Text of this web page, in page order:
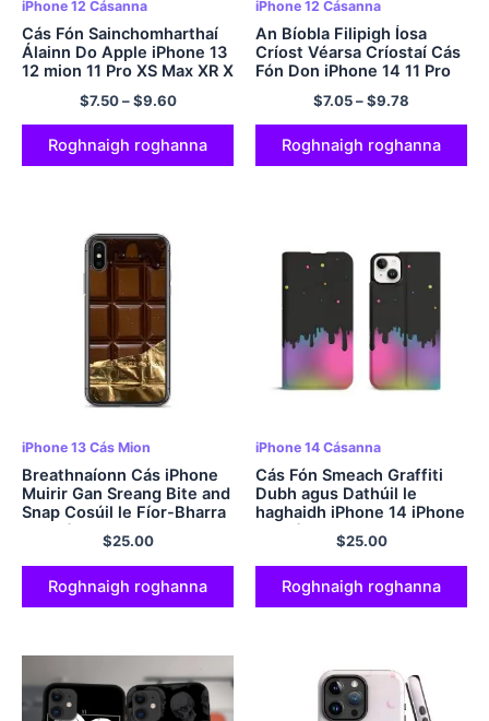
iPhone 12 Cásanna
Cás Fón Sainchomharthaí
Álainn Do Apple iPhone 13
12 mion 11 Pro XS Max XR X
8 7 6S 6 Tuilleadh 5S 5 SE
2020 Clúdach Dubh Bog
TPU
$7.50–$9.60
Roghnaigh roghanna
iPhone 12 Cásanna
An Bíobla Filipigh Íosa
Críost Véarsa Críostaí Cás
Fón Don iPhone 14 11 Pro
Max 12 13 mion X XS XR 7
8 níos SE 2020 Clúdach
$7.05–$9.78
Roghnaigh roghanna
iPhone 13 Cás Mion
Breathnaíonn Cás iPhone
Muirir Gan Sreang Bite and
Snap Cosúil le Fíor-Bharra
Seacláide
$25.00
Roghnaigh roghanna
iPhone 14 Cásanna
Cás Fón Smeach Graffiti
Dubh agus Dathúil le
haghaidh iPhone 14 iPhone
14 Móide
$25.00
Roghnaigh roghanna